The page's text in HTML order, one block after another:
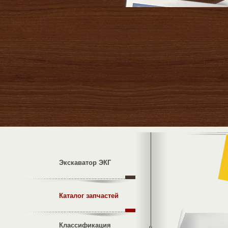
Экскаватор ЭКГ
Каталог запчастей
Классификация